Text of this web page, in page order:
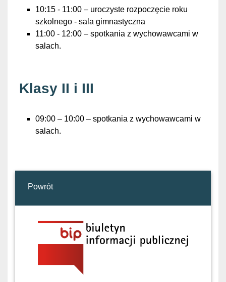
10:15 - 11:00 – uroczyste rozpoczęcie roku
szkolnego - sala gimnastyczna
11:00 - 12:00 – spotkania z wychowawcami w
salach.
Klasy II i III
09:00 – 10:00 – spotkania z wychowawcami w
salach.
Powrót